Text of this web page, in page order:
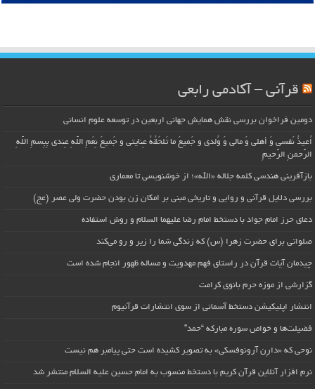
قرآنی – آکادمی رابعی
دومین فراخوان بررسی نقش همایش جهانی اربعین در توسعه علوم انسانی
اُعیذُ نَفسی وَ أهلی وَ مالی وَ وُلدی و جَمیعَ ما تَلحَقُهُ عِنایتی و جَمیعَ نِعَمِ اللّهِ عِندی بِبِسمِ اللّهِ
الرَّحمنِ الرَّحیمِ
بازآفرینی هندسی کلمه جلاله «الله»؛ از خوشنویسی تا معماری
بررسی دلایل قرآنی و روایی و تاریخی مبنی بر امکان زن بودن حضرت ولی عصر (عج)
دعای حرز امام جواد با دستخط امام رضا علیهما السلام و روش استفاده
صلواتی برای حضرت زهرا (س) که زندگی شما را زیر و رو می‌کند
چیدمان آیات قرآن در راستای فهم مهدویت و مساله ظهور انجام شده است
گزارشی از موزه حرم بانوی کرامت
انتشار اپلیکیشن دستخط آسمانی از سوی انتشارات قرآنیوم
فضیلت‌ها و خواص سوره مبارکه “حمد”
نوحی که «دارِن آرونوفسکی» به تصویر کشیده است حتی پیامبر هم نیست
نرم افزار آنلاین قرآن کریم با دستخط منسوب به امام حسین علیه السلام منتشر شد